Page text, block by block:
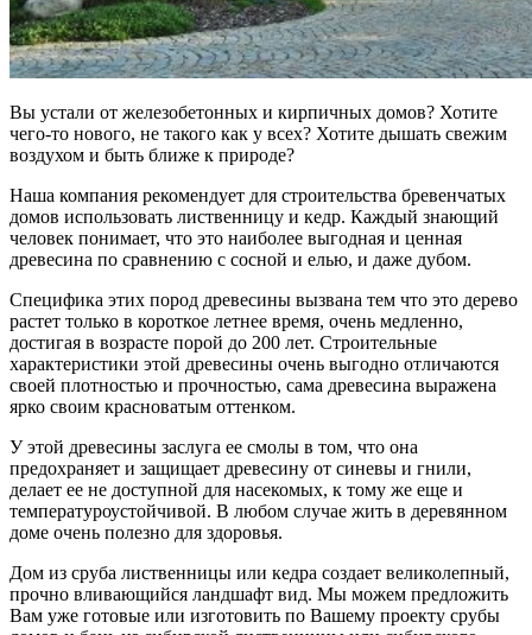
Вы устали от железобетонных и кирпичных домов? Хотите
чего-то нового, не такого как у всех? Хотите дышать свежим
воздухом и быть ближе к природе?
Наша компания рекомендует для строительства бревенчатых
домов использовать лиственницу и кедр. Каждый знающий
человек понимает, что это наиболее выгодная и ценная
древесина по сравнению с сосной и елью, и даже дубом.
Специфика этих пород древесины вызвана тем что это дерево
растет только в короткое летнее время, очень медленно,
достигая в возрасте порой до 200 лет. Строительные
характеристики этой древесины очень выгодно отличаются
своей плотностью и прочностью, сама древесина выражена
ярко своим красноватым оттенком.
У этой древесины заслуга ее смолы в том, что она
предохраняет и защищает древесину от синевы и гнили,
делает ее не доступной для насекомых, к тому же еще и
температуроустойчивой. В любом случае жить в деревянном
доме очень полезно для здоровья.
Дом из сруба лиственницы или кедра создает великолепный,
прочно вливающийся ландшафт вид. Мы можем предложить
Вам уже готовые или изготовить по Вашему проекту срубы